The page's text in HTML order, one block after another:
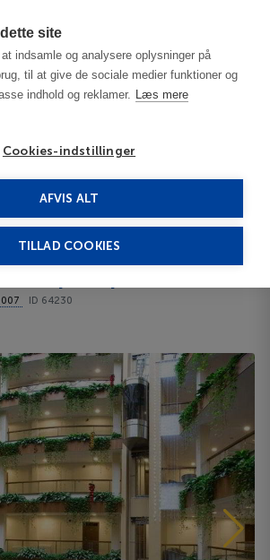
site
indsamle og analysere oplysninger på
til at give de sociale medier funktioner og
indhold og reklamer. Læs mere
Cookies-indstillinger
AFVIS ALT
TILLAD COOKIES
/ Black Sea Resorts
Spa 4****
ID 64230